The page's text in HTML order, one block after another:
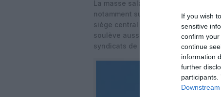
If you wish
sensitive
confirm
continue
information
further
La masse salariale liée aux
notamment sur des vols
siège central bloqué pourrait
soulève aussi des questions
syndicats de PNC.